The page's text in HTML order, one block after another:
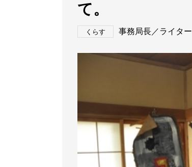
て。
くらす 事務局長／ライター